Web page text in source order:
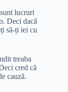
lucruri
Deci dacă
să-ți iei cu
treaba
cred că
cauză.